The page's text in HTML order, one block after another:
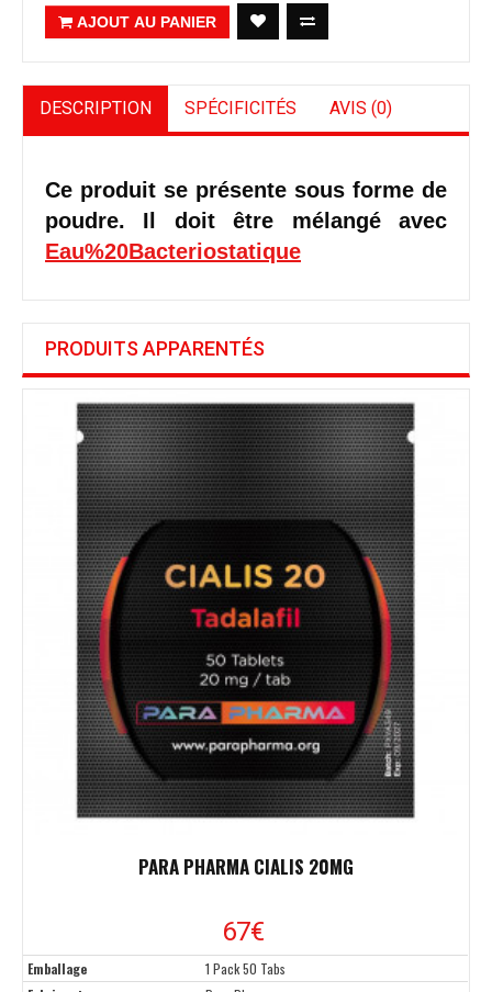
AJOUT AU PANIER
DESCRIPTION SPÉCIFICITÉS AVIS (0)
Ce produit se présente sous forme de
poudre. Il doit être mélangé avec
Eau%20Bacteriostatique
PRODUITS APPARENTÉS
PARA PHARMA CIALIS 20MG
67€
Emballage
1 Pack 50 Tabs